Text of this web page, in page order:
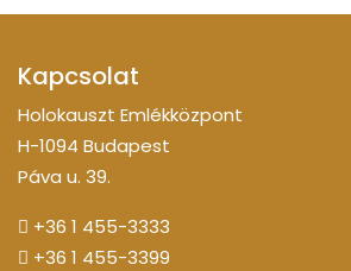
Kapcsolat
Holokauszt Emlékközpont
H-1094 Budapest
Páva u. 39.
+36 1 455-3333
+36 1 455-3399